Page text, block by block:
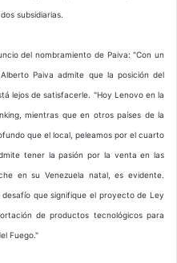
subsidiarias.
del nombramiento de Paiva: "Con un
Paiva admite que la posición del
lejos de satisfacerle. "Hoy Lenovo en la
mientras que en otros países de la
que el local, peleamos por el cuarto
tener la pasión por la venta en las
en su Venezuela natal, es evidente.
que signifique el proyecto de Ley
de productos tecnológicos para
Fuego."